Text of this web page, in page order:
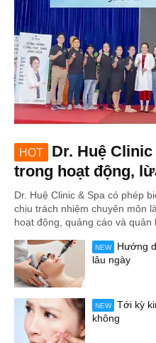
HOT
Dr. Huệ
trong hoạt động,
Dr. Huệ Clinic & Spa có phép
chịu trách nhiệm chuyên môn
hoạt động, quảng cáo và quản
NEW
Hướng
lâu ngày
NEW
Tới kỳ
không